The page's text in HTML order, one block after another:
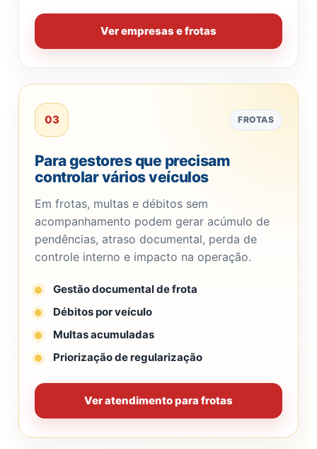
Ver empresas e frotas
03 FROTAS
Para gestores que precisam
controlar vários veículos
Em frotas, multas e débitos sem
acompanhamento podem gerar acúmulo de
pendências, atraso documental, perda de
controle interno e impacto na operação.
Gestão documental de frota
Débitos por veículo
Multas acumuladas
Priorização de regularização
Ver atendimento para frotas